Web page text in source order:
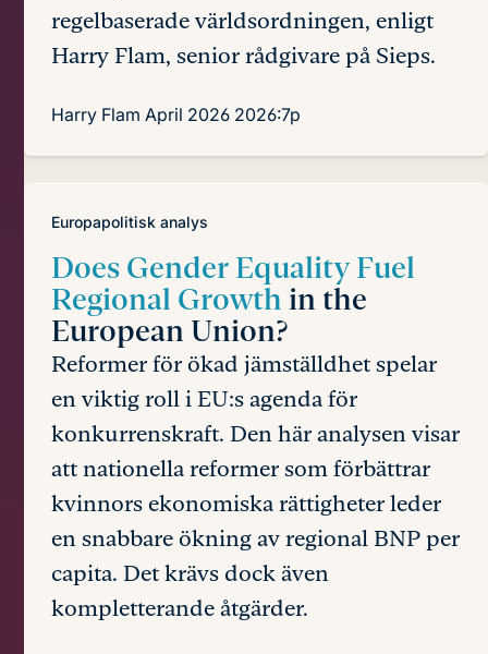
regelbaserade världsordningen, enligt
Harry Flam, senior rådgivare på Sieps.
Harry Flam April 2026 2026:7p
Europapolitisk analys
Does Gender Equality Fuel
Regional Growth in the
European Union?
Reformer för ökad jämställdhet spelar
en viktig roll i EU:s agenda för
konkurrenskraft. Den här analysen visar
att nationella reformer som förbättrar
kvinnors ekonomiska rättigheter leder
en snabbare ökning av regional BNP per
capita. Det krävs dock även
kompletterande åtgärder.